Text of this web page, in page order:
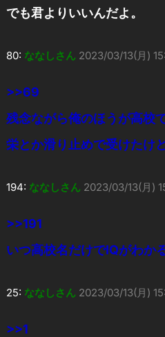
でも君よりいいんだよ。
80: ななしさん 2023/03/13(月)
>>69
残念ながら俺のほうが高校
栄とか滑り止めで受けたけ
194: ななしさん 2023/03/13(月)
>>191
いつ高校名だけでIQがわか
25: ななしさん 2023/03/13(月)
>>1